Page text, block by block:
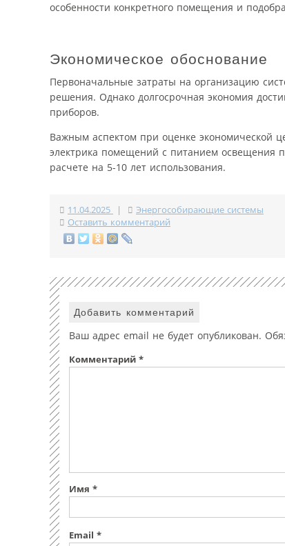
особенности конкретного помещения и
Экономическое обоснование
Первоначальные затраты на организацию
решения. Однако долгосрочная экономия
приборов.
Важным аспектом при оценке экономической
электрика помещений с питанием освещения
расчете на 5-10 лет использования.
11.04.2025 |
Энергособирающие системы
Оставить комментарий
Добавить комментарий
Ваш адрес email не будет опубликован.
Комментарий *
Имя *
Email *